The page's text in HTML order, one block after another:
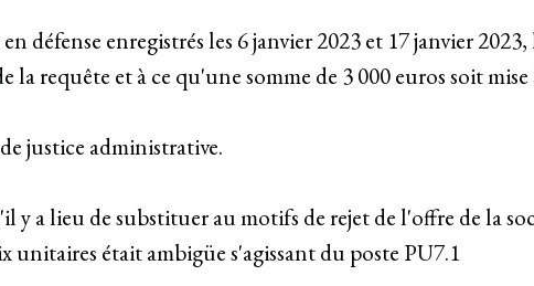
en défense enregistrés les 6 janvier 2023 et 17 janvier
la requête et à ce qu'une somme de 3 000 euros soit
justice administrative.
y a lieu de substituer au motifs de rejet de l'offre de la
unitaires était ambigüe s'agissant du poste PU7.1